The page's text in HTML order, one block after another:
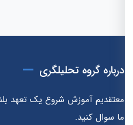
درباره گروه تحلیلگری
معتقدیم آموزش شروع یک تعهد
ما سوال کنید.